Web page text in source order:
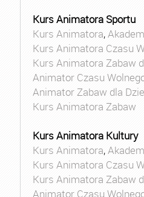
Kurs Animatora Sportu
Kurs Animatora,
Kurs Animatora Czasu
Kurs Animatora Zabaw
Animator Czasu
Animator Zabaw dla
Kurs Animatora Zabaw
Kurs Animatora Kultury
Kurs Animatora,
Kurs Animatora Czasu
Kurs Animatora Zabaw
Animator Czasu